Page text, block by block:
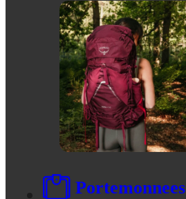
Portemonnees